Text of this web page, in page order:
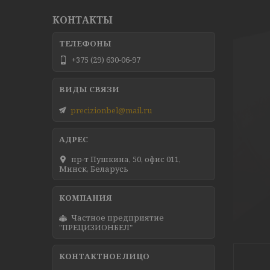
КОНТАКТЫ
+375 (29) 630-06-97
precizionbel@mail.ru
пр-т Пушкина, 50, офис 011,
Минск, Беларусь
Частное предприятие
"ПРЕЦИЗИОНБЕЛ"